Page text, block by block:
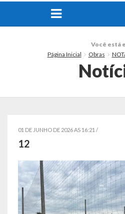
Símbolos
Governo
Administração
Você está
Página Inicial
Obras
01 DE JUNHO DE 2026 AS 16:21 /
12